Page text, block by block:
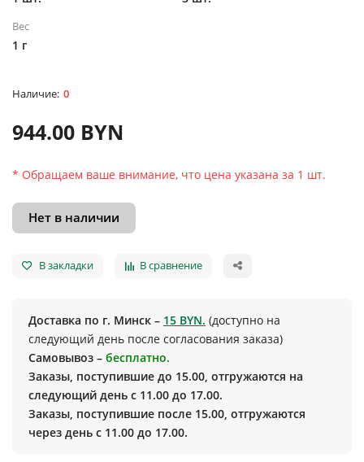
Вес
1 г
0
944.00 BYN
* Обращаем ваше внимание, что цена указана за 1 шт.
Нет в наличии
В закладки В сравнение
Доставка по г. Минск – 15 BYN. (доступно на
следующий день после согласования заказа)
Самовывоз – бесплатно.
Заказы, поступившие до 15.00, отгружаются на
следующий день с 11.00 до 17.00.
Заказы, поступившие после 15.00, отгружаются
через день с 11.00 до 17.00.